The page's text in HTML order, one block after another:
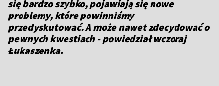
się bardzo szybko, pojawiają się nowe
problemy, które powinniśmy
przedyskutować. A może nawet zdecydować o
pewnych kwestiach - powiedział wczoraj
Łukaszenka.